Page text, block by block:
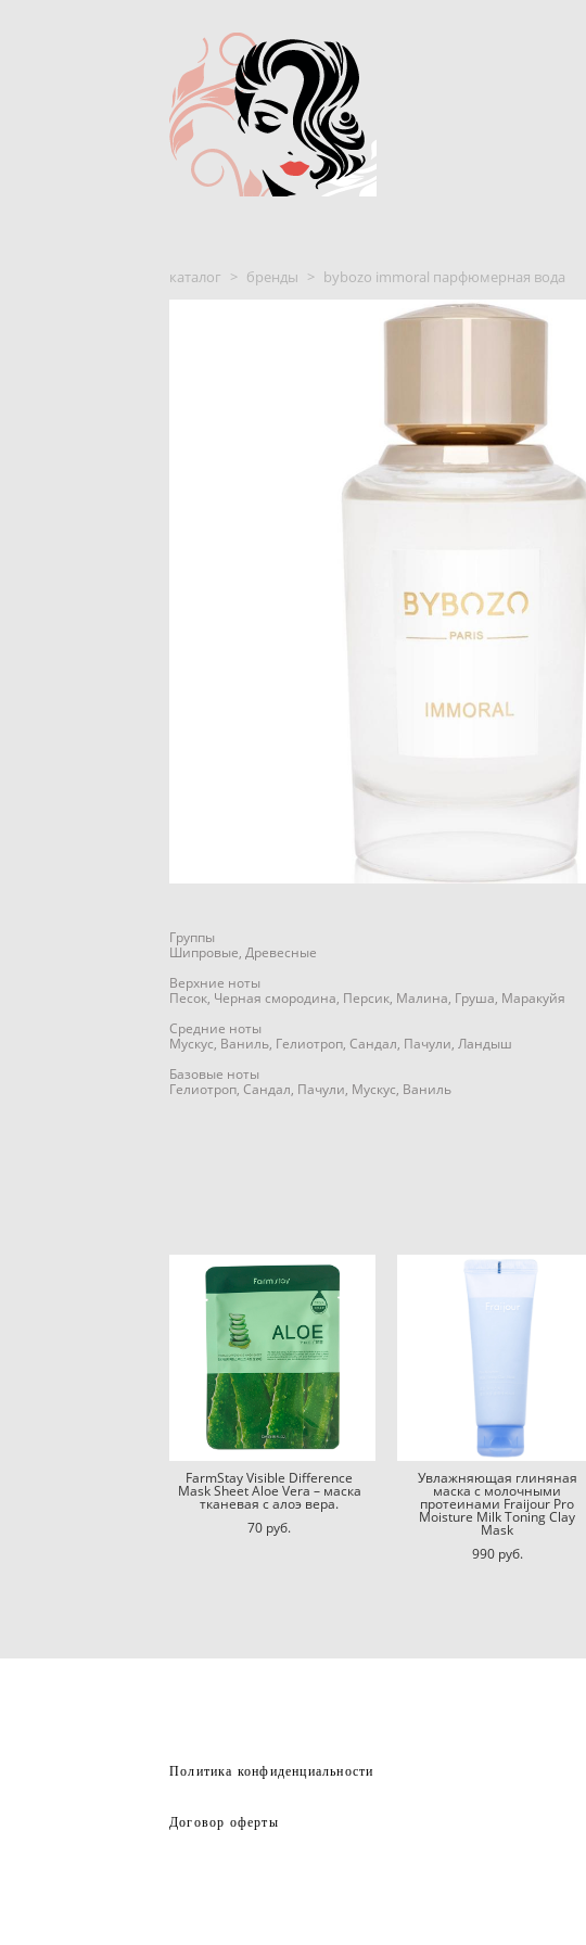
каталог > бренды > bybozo immoral парфюмерная вода
Группы
Шипровые, Древесные
Верхние ноты
Песок, Черная смородина, Персик, Малина, Груша, Маракуйя
Средние ноты
Мускус, Ваниль, Гелиотроп, Сандал, Пачули, Ландыш
Базовые ноты
Гелиотроп, Сандал, Пачули, Мускус, Ваниль
FarmStay Visible Difference
Mask Sheet Aloe Vera – маска
тканевая с алоэ вера.
70 pуб.
Увлажняющая глиняная
маска с молочными
протеинами Fraijour Pro
Moisture Milk Toning Clay
Mask
990 pуб.
Политика конфиденциальности
Договор оферты